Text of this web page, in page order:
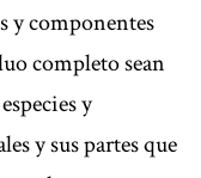
y componentes
completo sean
y
y sus partes que